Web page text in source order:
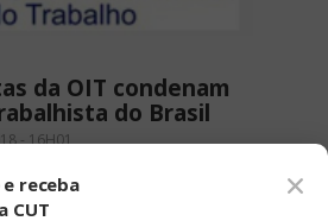
da OIT condenam
do Brasil
- 16H01
receba
CUT